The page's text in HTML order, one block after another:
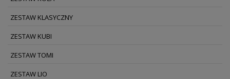
ZESTAW KLASYCZNY
ZESTAW KUBI
ZESTAW TOMI
ZESTAW LIO